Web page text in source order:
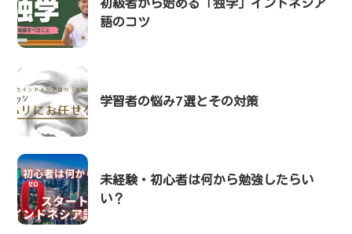
初級者から始める「独学」インドネシア
語のコツ
学習者の悩み7選とその対策
未経験・初心者は何から勉強したらい
い？